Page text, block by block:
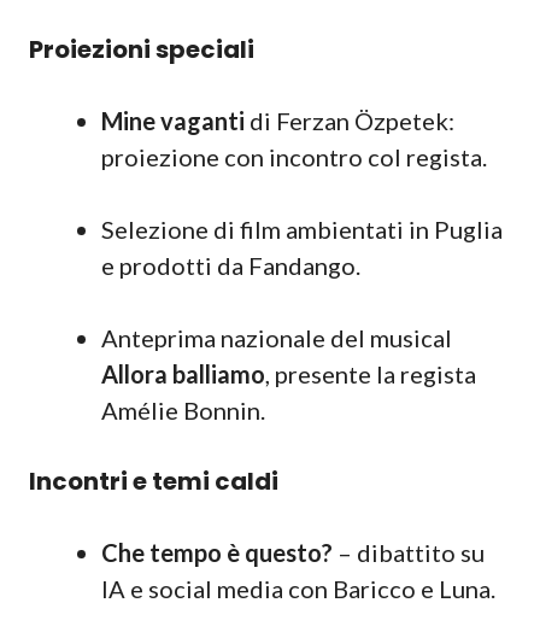
Proiezioni speciali
Mine vaganti di Ferzan Özpetek:
proiezione con incontro col regista.
Selezione di film ambientati in Puglia
e prodotti da Fandango.
Anteprima nazionale del musical
Allora balliamo, presente la regista
Amélie Bonnin.
Incontri e temi caldi
Che tempo è questo? – dibattito su
IA e social media con Baricco e Luna.